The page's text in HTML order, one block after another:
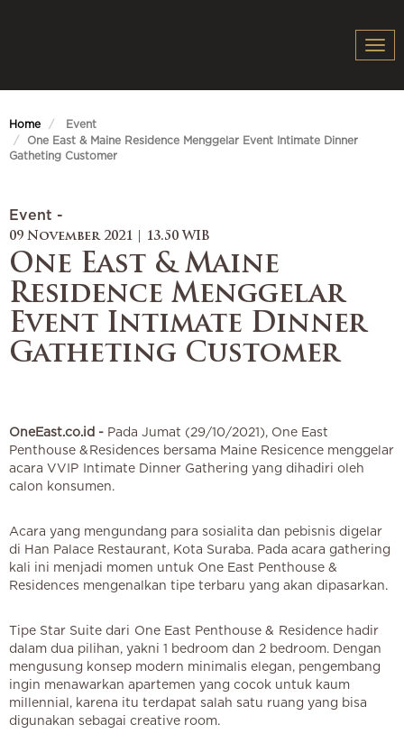
Home
Event
One East & Maine Residence Menggelar Event Intimate Dinner
Gatheting Customer
Event -
09 November 2021 | 13.50 WIB
One East & Maine
Residence Menggelar
Event Intimate Dinner
Gatheting Customer
OneEast.co.id - Pada Jumat (29/10/2021), One East
Penthouse & Residences bersama Maine Resicence menggelar
acara VVIP Intimate Dinner Gathering yang dihadiri oleh
calon konsumen.
Acara yang mengundang para sosialita dan pebisnis digelar
di Han Palace Restaurant, Kota Suraba. Pada acara gathering
kali ini menjadi momen untuk One East Penthouse &
Residences mengenalkan tipe terbaru yang akan dipasarkan.
Tipe Star Suite dari One East Penthouse & Residence hadir
dalam dua pilihan, yakni 1 bedroom dan 2 bedroom. Dengan
mengusung konsep modern minimalis elegan, pengembang
ingin menawarkan apartemen yang cocok untuk kaum
millennial, karena itu terdapat salah satu ruang yang bisa
digunakan sebagai creative room.